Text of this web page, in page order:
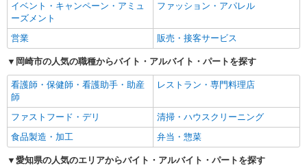
イベント・キャンペーン・アミュ
ーズメント
ファッション・アパレル
営業 販売・接客サービス
岡崎市の人気の職種からバイト・アルバイト・パートを探す
看護師・保健師・看護助手・助産
師
レストラン・専門料理店
ファストフード・デリ
清掃・ハウスクリーニング
食品製造・加工
弁当・惣菜
愛知県の人気のエリアからバイト・アルバイト・パートを探す